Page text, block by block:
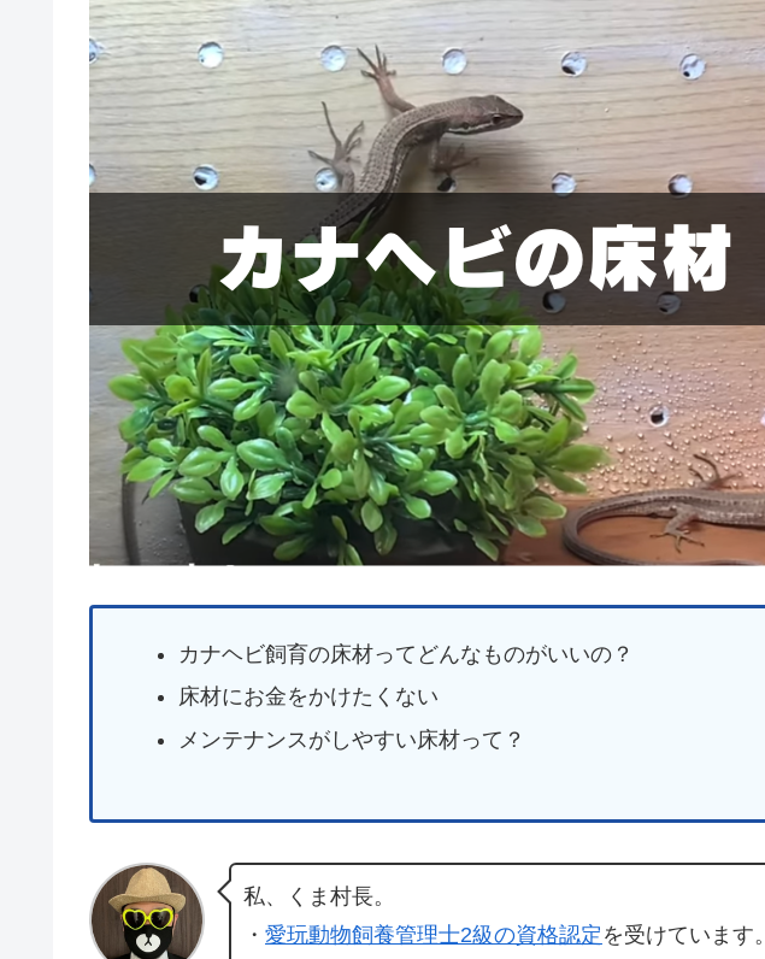
カナヘビ飼育の床材ってどんなものがいいの？
床材にお金をかけたくない
メンテナンスがしやすい床材って？
私、くま村長。
・ 愛玩動物飼養管理士2級の資格認定 を受けています。